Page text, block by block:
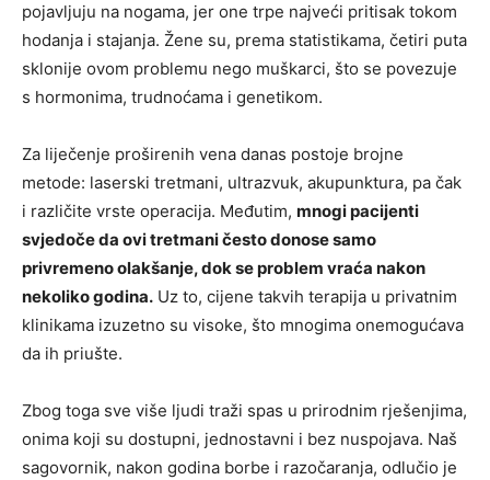
pojavljuju na nogama, jer one trpe najveći pritisak tokom
hodanja i stajanja. Žene su, prema statistikama, četiri puta
sklonije ovom problemu nego muškarci, što se povezuje
s hormonima, trudnoćama i genetikom.
Za liječenje proširenih vena danas postoje brojne
metode: laserski tretmani, ultrazvuk, akupunktura, pa čak
i različite vrste operacija. Međutim, mnogi pacijenti
svjedoče da ovi tretmani često donose samo
privremeno olakšanje, dok se problem vraća nakon
nekoliko godina. Uz to, cijene takvih terapija u privatnim
klinikama izuzetno su visoke, što mnogima onemogućava
da ih priušte.
Zbog toga sve više ljudi traži spas u prirodnim rješenjima,
onima koji su dostupni, jednostavni i bez nuspojava. Naš
sagovornik, nakon godina borbe i razočaranja, odlučio je